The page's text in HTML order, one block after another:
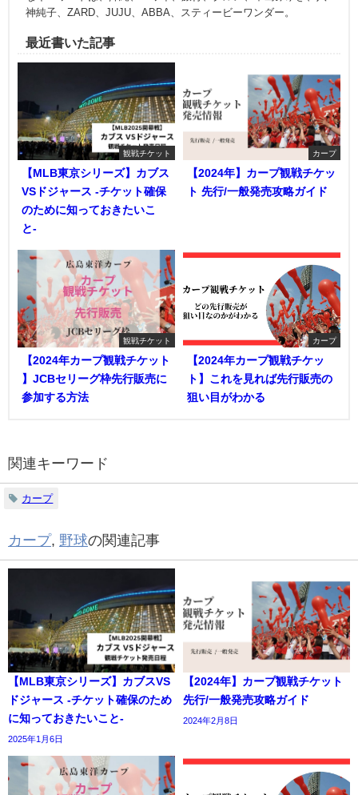
神純子、ZARD、JUJU、ABBA、スティービーワンダー。
最近書いた記事
観戦チケット
【MLB東京シリーズ】カブス
VSドジャース -チケット確保
のために知っておきたいこ
と-
カープ
【2024年】カープ観戦チケッ
ト 先行/一般発売攻略ガイド
観戦チケット
【2024年カープ観戦チケット
】JCBセリーグ枠先行販売に
参加する方法
カープ
【2024年カープ観戦チケッ
ト】これを見れば先行販売の
狙い目がわかる
関連キーワード
カープ
カープ, 野球の関連記事
【MLB東京シリーズ】カブスVS
ドジャース -チケット確保のため
に知っておきたいこと-
2025年1月6日
【2024年】カープ観戦チケット
先行/一般発売攻略ガイド
2024年2月8日